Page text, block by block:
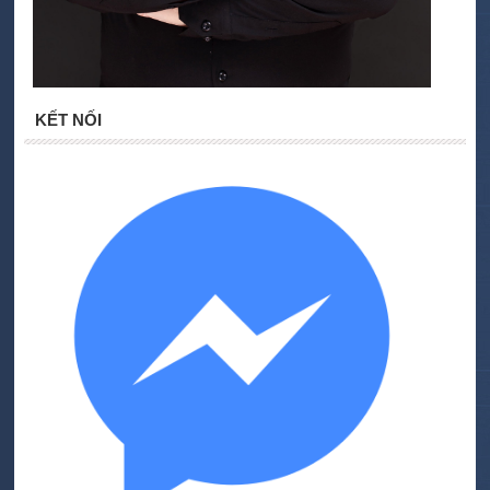
KẾT NỐI